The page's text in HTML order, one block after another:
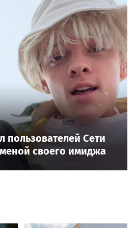
пользователей Сети
своего имиджа